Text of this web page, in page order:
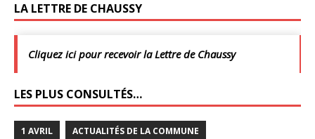
LA LETTRE DE CHAUSSY
Cliquez ici pour recevoir la Lettre de Chaussy
LES PLUS CONSULTÉS…
1 AVRIL ACTUALITÉS DE LA COMMUNE